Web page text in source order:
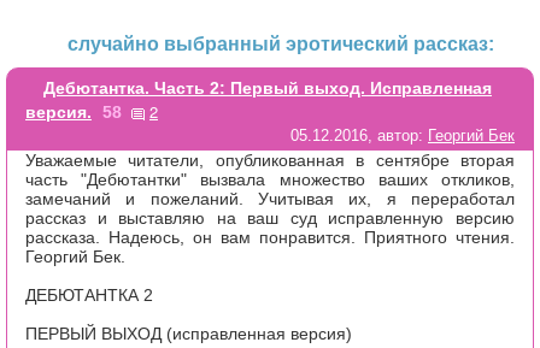
случайно выбранный эротический рассказ:
Дебютантка. Часть 2: Первый выход. Исправленная
версия.
58 2
05.12.2016, автор: Георгий Бек
Уважаемые читатели, опубликованная в сентябре вторая
часть "Дебютантки" вызвала множество ваших откликов,
замечаний и пожеланий. Учитывая их, я переработал
рассказ и выставляю на ваш суд исправленную версию
рассказа. Надеюсь, он вам понравится. Приятного чтения.
Георгий Бек.
ДЕБЮТАНТКА 2
ПЕРВЫЙ ВЫХОД (исправленная версия)